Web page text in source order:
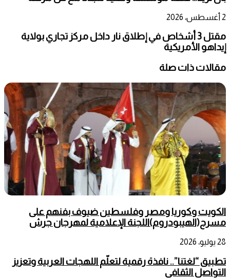
2 أغسطس، 2026
مقتل 3 أشخاص في إطلاق نار داخل مركز تجاري بولاية
إيداهو الأمريكية
مقالات ذات صلة
الكويت وكوريا ومصر وفلسطين ضيوف بفنهم على
مسرح(الهيبودروم)اللجنة الإعلامية لمهرجان جرش
28 يوليو، 2026
تطبيق “لغتنا”.. نافذة رقمية لتعلّم اللهجات العربية وتعزيز
التواصل الثقافي